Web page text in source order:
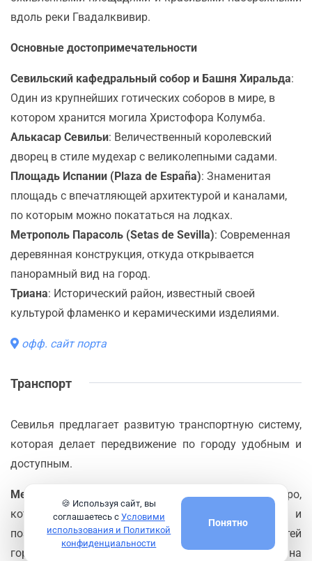
вдоль реки Гвадалквивир.
Основные достопримечательности
Севильский кафедральный собор и Башня Хиральда:
Один из крупнейших готических соборов в мире, в
котором хранится могила Христофора Колумба.
Алькасар Севильи: Величественный королевский
дворец в стиле мудехар с великолепными садами.
Площадь Испании (Plaza de España): Знаменитая
площадь с впечатляющей архитектурой и каналами,
по которым можно покататься на лодках.
Метрополь Парасоль (Setas de Sevilla): Современная
деревянная конструкция, откуда открывается
панорамный вид на город.
Триана: Исторический район, известный своей
культурой фламенко и керамическими изделиями.
офф. сайт порта
Транспорт
Севилья предлагает развитую транспортную систему,
которая делает передвижение по городу удобным и
доступным.
Метро
: В Севилье действует одна линия метро,
которая соединяет ключевые районы города и
позволяет быстро добраться до центральных частей
города. Билеты можно приобрести в автоматах на
🍪 Используя сайт, вы
соглашаетесь с Условими
использования и Политикой
конфиденциальности
Понятно